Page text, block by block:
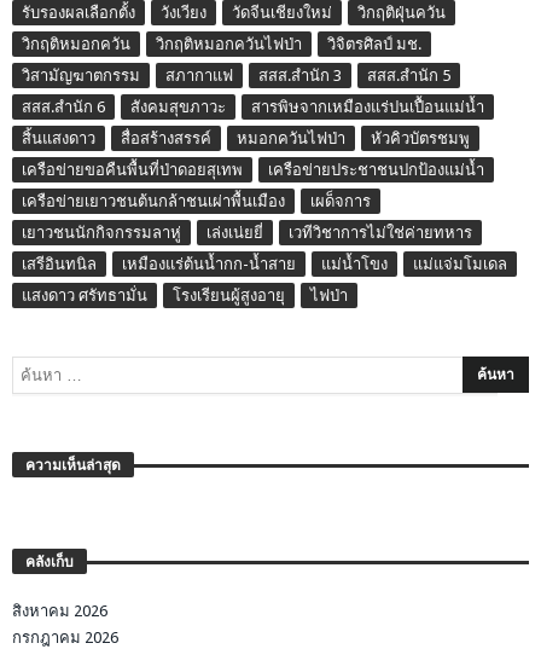
รับรองผลเลือกตั้ง วังเวียง วัดจีนเชียงใหม่
วิกฤติฝุ่นควัน
วิกฤติหมอกควัน
วิกฤติหมอกควันไฟป่า
วิจิตรศิลป์ มช.
วิสามัญฆาตกรรม
สภากาแฟ สสส.สำนัก 3
สสส.สำนัก 5
สสส.สำนัก 6
สังคมสุขภาวะ
สารพิษจากเหมืองแร่ปนเปื้อนแม่น้ำ
สิ้นแสงดาว
สื่อสร้างสรรค์ หมอกควันไฟป่า
หัวคิวบัตรชมพู
เครือข่ายขอคืนพื้นที่ป่าดอยสุเทพ
เครือข่ายประชาชนปกป้องแม่น้ำ
เครือข่ายเยาวชนต้นกล้าชนเผ่าพื้นเมือง
เผด็จการ
เยาวชนนักกิจกรรมลาหู่
เล่งเน่ยยี่
เวทีวิชาการไม่ใช่ค่ายทหาร
เสรีอินทนิล
เหมืองแร่ต้นน้ำกก-น้ำสาย แม่น้ำโขง
แม่แจ่มโมเดล
แสงดาว ศรัทธามั่น
โรงเรียนผู้สูงอายุ ไฟป่า
ความเห็นล่าสุด
คลังเก็บ
สิงหาคม 2026
กรกฎาคม 2026